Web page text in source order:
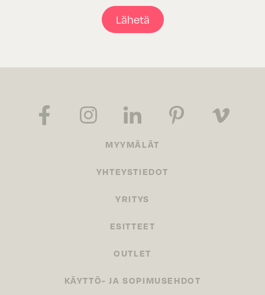
Lähetä
MYYMÄLÄT
YHTEYSTIEDOT
YRITYS
ESITTEET
OUTLET
KÄYTTÖ- JA SOPIMUSEHDOT